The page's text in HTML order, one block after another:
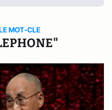
MOT-CLE